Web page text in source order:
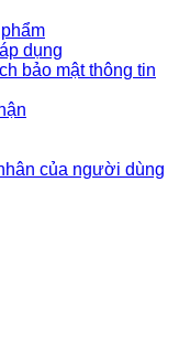
dụng
bảo mật thông tin
của người dùng